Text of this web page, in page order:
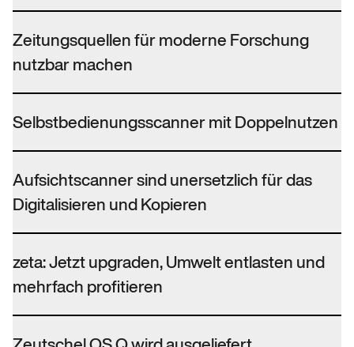
Zeitungsquellen für moderne Forschung
nutzbar machen
Selbstbedienungsscanner mit Doppelnutzen
Aufsichtscanner sind unersetzlich für das
Digitalisieren und Kopieren
zeta: Jetzt upgraden, Umwelt entlasten und
mehrfach profitieren